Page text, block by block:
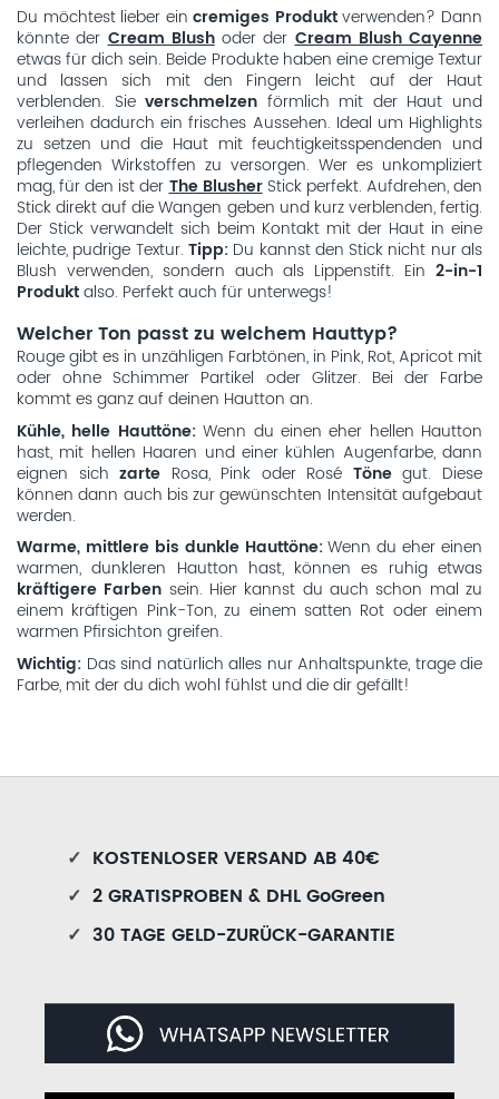
Du möchtest lieber eincremiges Produktverwenden? Dann
könnte derCream Blushoder derCream Blush Cayenne
etwas für dich sein. Beide Produkte haben eine cremige Textur
und lassen sich mit den Fingern leicht auf der Haut
verblenden. Sieverschmelzen förmlich mit der Haut und
verleihen dadurch ein frisches Aussehen. Ideal um Highlights
zu setzen und die Haut mit feuchtigkeitsspendenden und
pflegenden Wirkstoffen zu versorgen. Wer es unkompliziert
mag, für den ist derThe BlusherStick perfekt. Aufdrehen, den
Stick direkt auf die Wangen geben und kurz verblenden, fertig.
Der Stick verwandelt sich beim Kontakt mit der Haut in eine
leichte, pudrige Textur. Tipp:Du kannst den Stick nicht nur als
Blush verwenden, sondern auch als Lippenstift. Ein 2-in-1
Produktalso. Perfekt auch für unterwegs!
Welcher Ton passt zu welchem Hauttyp?
Rouge gibt es in unzähligen Farbtönen, in Pink, Rot, Apricot mit
oder ohne Schimmer Partikel oder Glitzer. Bei der Farbe
kommt es ganz auf deinen Hautton an.
Kühle, helle Hauttöne:Wenn du einen eher hellen Hautton
hast, mit hellen Haaren und einer kühlen Augenfarbe, dann
eignen sichzarte Rosa, Pink oder Rosé Tönegut. Diese
können dann auch bis zur gewünschten Intensität aufgebaut
werden.
Warme, mittlere bis dunkle Hauttöne:Wenn du eher einen
warmen, dunkleren Hautton hast, können es ruhig etwas
kräftigere Farben sein. Hier kannst du auch schon mal zu
einem kräftigen Pink-Ton, zu einem satten Rot oder einem
warmen Pfirsichton greifen.
Wichtig: Das sind natürlich alles nur Anhaltspunkte, trage die
Farbe, mit der du dich wohl fühlst und die dir gefällt!
✓ KOSTENLOSER VERSAND AB 40€
✓ 2 GRATISPROBEN & DHL GoGreen
✓ 30 TAGE GELD-ZURÜCK-GARANTIE